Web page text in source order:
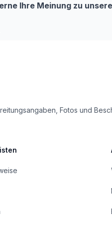
Ihre Meinung zu
Fotos und